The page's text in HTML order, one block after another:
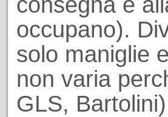
occupano).
solo maniglie
non varia
GLS,